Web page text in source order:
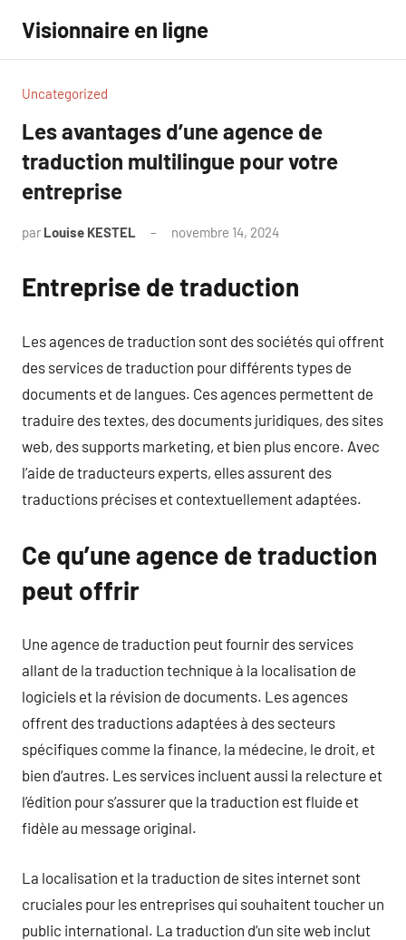
contenu
Visionnaire en ligne
Uncategorized
Les avantages d’une agence de
traduction multilingue pour votre
entreprise
par Louise KESTEL novembre 14, 2024
Entreprise de traduction
Les agences de traduction sont des sociétés qui offrent
des services de traduction pour différents types de
documents et de langues. Ces agences permettent de
traduire des textes, des documents juridiques, des sites
web, des supports marketing, et bien plus encore. Avec
l’aide de traducteurs experts, elles assurent des
traductions précises et contextuellement adaptées.
Ce qu’une agence de traduction
peut offrir
Une agence de traduction peut fournir des services
allant de la traduction technique à la localisation de
logiciels et la révision de documents. Les agences
offrent des traductions adaptées à des secteurs
spécifiques comme la finance, la médecine, le droit, et
bien d’autres. Les services incluent aussi la relecture et
l’édition pour s’assurer que la traduction est fluide et
fidèle au message original.
La localisation et la traduction de sites internet sont
cruciales pour les entreprises qui souhaitent toucher un
public international. La traduction d’un site web inclut